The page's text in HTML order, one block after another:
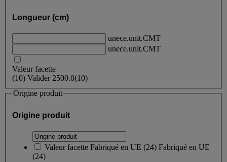
Longueur (cm)
unece.unit.CMT
unece.unit.CMT
Valeur facette
(10) Valider 2500.0(10)
Origine produit
Origine produit
Valeur facette Fabriqué en UE (24) Fabriqué en UE
(24)